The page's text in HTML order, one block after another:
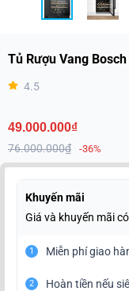
Tủ Rượu Vang Bosch
4.5
49.000.000₫
76.000.000₫ -36%
Khuyến mãi
Giá và khuyến mãi
1 Miễn phí giao
2 Hoàn tiền nếu